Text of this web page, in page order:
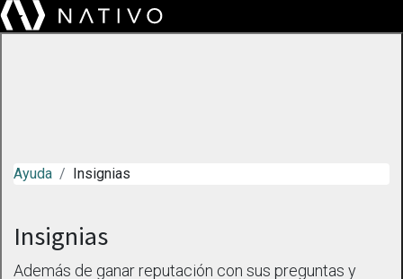
Ayuda Insignias
Insignias
Además de ganar reputación con sus preguntas y